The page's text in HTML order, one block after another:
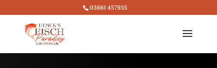
03661 457935